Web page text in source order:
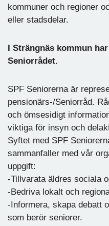
kommuner och regioner
eller stadsdelar.
I Strängnäs kommun
Seniorrådet.
SPF Seniorerna är
pensionärs-/Seniorråd.
och ömsesidigt
viktiga för insyn och
Syftet med SPF
sammanfaller med vår
uppgift:
-Tillvarata äldres sociala
-Bedriva lokalt och
-Informera, skapa debatt
som berör seniorer.